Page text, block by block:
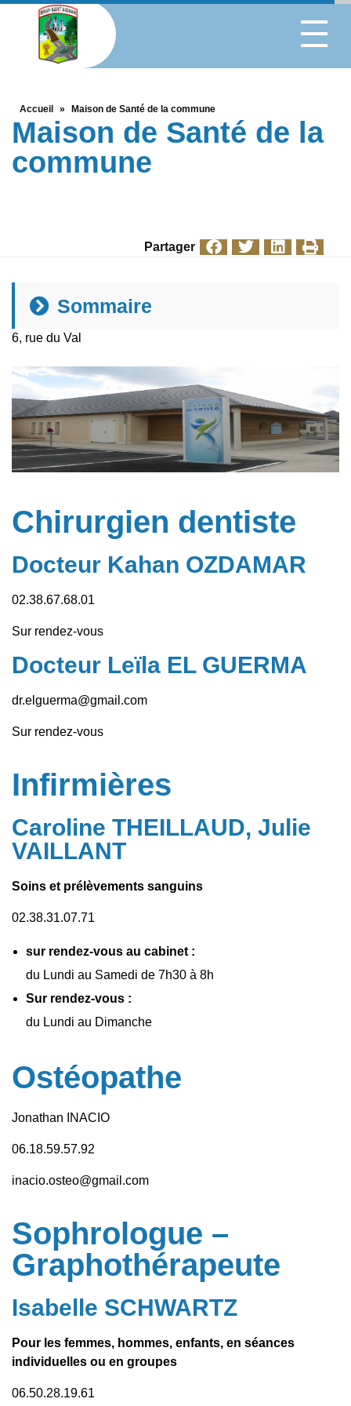
Accueil » Maison de Santé de la commune
Maison de Santé de la
commune
Partager
Sommaire
6, rue du Val
Chirurgien dentiste
Docteur Kahan OZDAMAR
02.38.67.68.01
Sur rendez-vous
Docteur Leïla EL GUERMA
dr.elguerma@gmail.com
Sur rendez-vous
Infirmières
Caroline THEILLAUD, Julie
VAILLANT
Soins et prélèvements sanguins
02.38.31.07.71
sur rendez-vous au cabinet :
du Lundi au Samedi de 7h30 à 8h
Sur rendez-vous :
du Lundi au Dimanche
Ostéopathe
Jonathan INACIO
06.18.59.57.92
inacio.osteo@gmail.com
Sophrologue –
Graphothérapeute
Isabelle SCHWARTZ
Pour les femmes, hommes, enfants, en séances
individuelles ou en groupes
06.50.28.19.61